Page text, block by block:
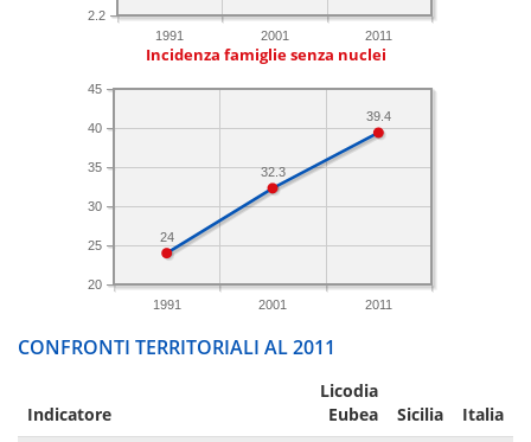
1991 2001 2011
2.2
Incidenza famiglie senza nuclei
1991 2001 2011
20
25
30
35
40
45
39.4
32.3
24
CONFRONTI TERRITORIALI AL 2011
Indicatore
Licodia
Eubea
Sicilia Italia